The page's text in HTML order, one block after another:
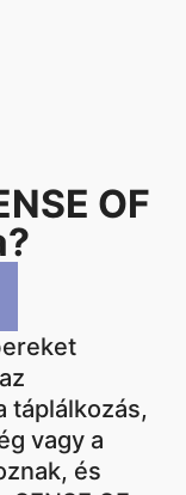
OF
táplálkozás,
vagy a
és